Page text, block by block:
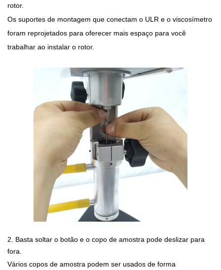
rotor.
Os suportes de montagem que conectam o ULR e o viscosímetro
foram reprojetados para oferecer mais espaço para você
trabalhar ao instalar o rotor.
2. Basta soltar o botão e o copo de amostra pode deslizar para
fora.
Vários copos de amostra podem ser usados de forma